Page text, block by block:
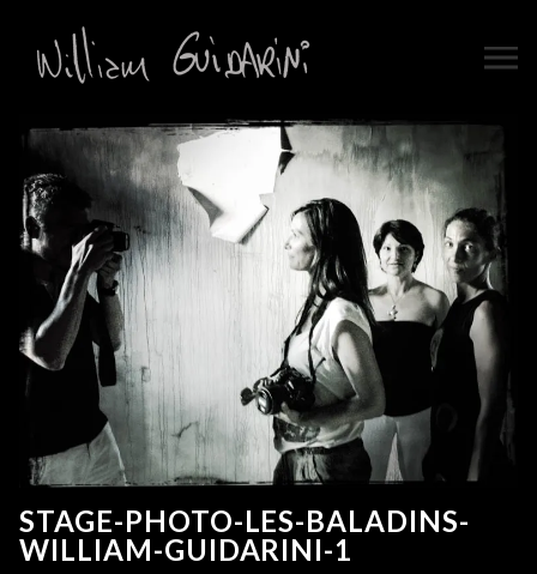
STAGE-PHOTO-LES-BALADINS-
WILLIAM-GUIDARINI-1